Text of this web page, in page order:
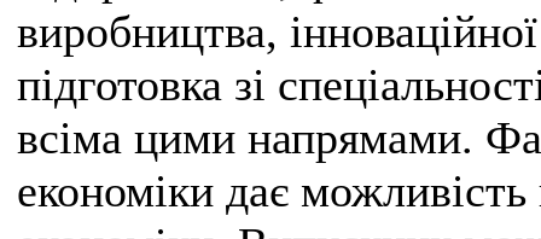
виробництва,
підготовка зі
всіма цими напрямами.
економіки дає